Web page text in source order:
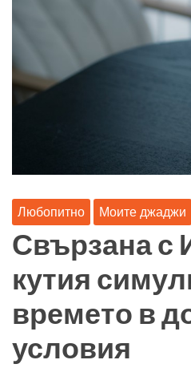
Любопитно Моите джаджи
Свързана с
кутия
времето в
условия